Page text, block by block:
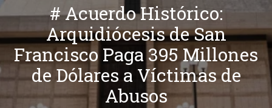
# Acuerdo Histórico:
Arquidiócesis de San
Francisco Paga 395 Millones
de Dólares a Víctimas de
Abusos